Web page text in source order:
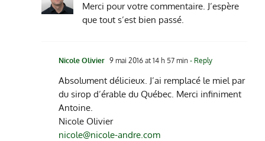
Merci pour votre commentaire. J’espère
que tout s’est bien passé.
Nicole Olivier 9 mai 2016 at 14 h 57 min - Reply
Absolument délicieux. J’ai remplacé le miel par
du sirop d’érable du Québec. Merci infiniment
Antoine.
Nicole Olivier
nicole@nicole-andre.com